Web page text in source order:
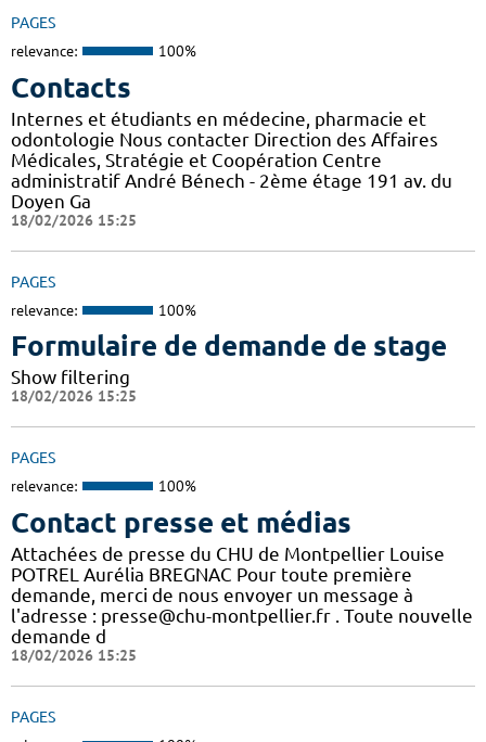
PAGES
relevance: 100%
Contacts
Internes et étudiants en médecine, pharmacie et
odontologie Nous contacter Direction des Affaires
Médicales, Stratégie et Coopération Centre
administratif André Bénech - 2ème étage 191 av. du
Doyen Ga
18/02/2026 15:25
PAGES
relevance: 100%
Formulaire de demande de stage
Show filtering
18/02/2026 15:25
PAGES
relevance: 100%
Contact presse et médias
Attachées de presse du CHU de Montpellier Louise
POTREL Aurélia BREGNAC Pour toute première
demande, merci de nous envoyer un message à
l'adresse : presse@chu-montpellier.fr . Toute nouvelle
demande d
18/02/2026 15:25
PAGES